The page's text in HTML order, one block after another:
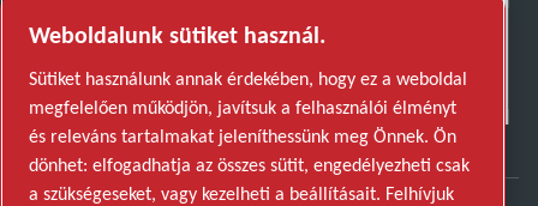
Weboldalunk sütiket használ.
Sütiket használunk annak érdekében, hogy ez a weboldal
megfelelően működjön, javítsuk a felhasználói élményt
és releváns tartalmakat jeleníthessünk meg Önnek. Ön
dönhet: elfogadhatja az összes sütit, engedélyezheti csak
a szükségeseket, vagy kezelheti a beállításait. Felhívjuk